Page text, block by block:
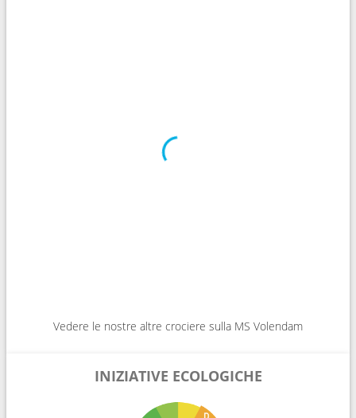
Vedere le nostre altre crociere sulla MS Volendam
INIZIATIVE ECOLOGICHE